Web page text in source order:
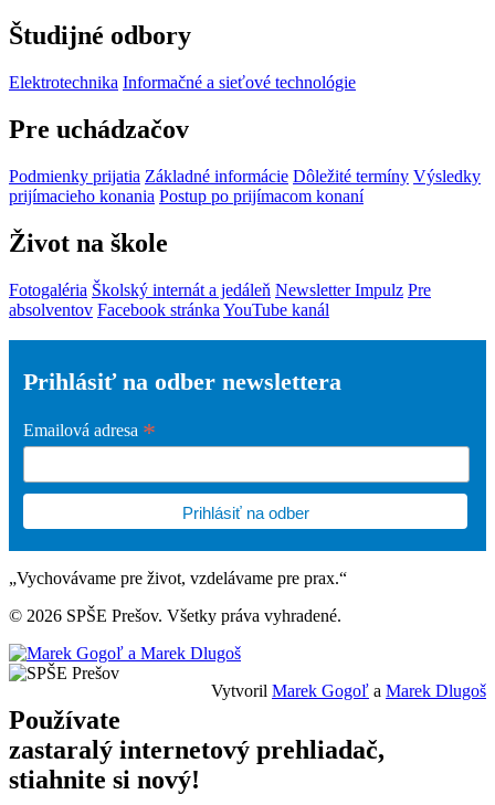
Študijné odbory
Elektrotechnika Informačné a sieťové technológie
Pre uchádzačov
Podmienky prijatia Základné informácie Dôležité termíny Výsledky
prijímacieho konania Postup po prijímacom konaní
Život na škole
Fotogaléria Školský internát a jedáleň Newsletter Impulz Pre
absolventov Facebook stránka YouTube kanál
Prihlásiť na odber newslettera
Emailová adresa *
„Vychovávame pre život, vzdelávame pre prax.“
© 2026 SPŠE Prešov. Všetky práva vyhradené.
Vytvoril Marek Gogoľ a Marek Dlugoš
Používate
zastaralý internetový prehliadač,
stiahnite si nový!